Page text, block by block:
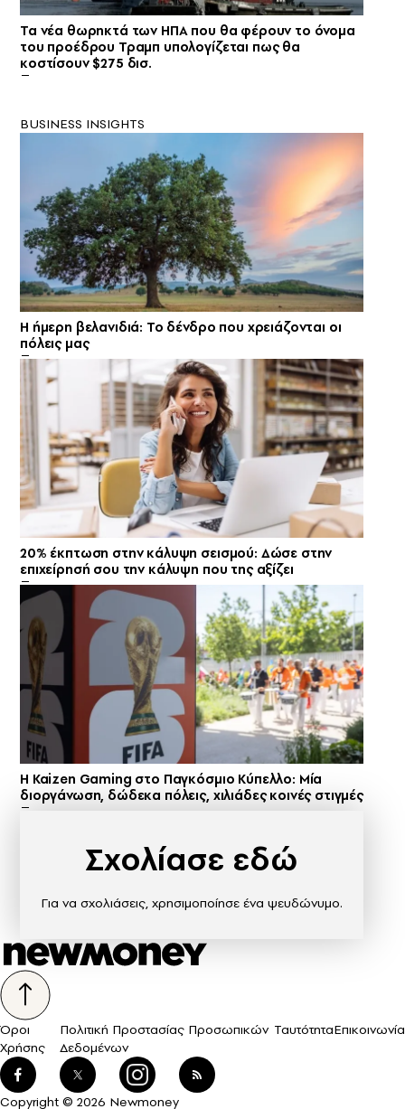
Τα νέα θωρηκτά των ΗΠΑ που θα φέρουν το όνομα
του προέδρου Τραμπ υπολογίζεται πως θα
κοστίσουν $275 δισ.
BUSINESS INSIGHTS
Η ήμερη βελανιδιά: Το δένδρο που χρειάζονται οι
πόλεις μας
20% έκπτωση στην κάλυψη σεισμού: Δώσε στην
επιχείρησή σου την κάλυψη που της αξίζει
H Kaizen Gaming στο Παγκόσμιο Kύπελλο: Μία
διοργάνωση, δώδεκα πόλεις, χιλιάδες κοινές στιγμές
Σχολίασε εδώ
Για να σχολιάσεις, χρησιμοποίησε ένα ψευδώνυμο.
Όροι
Χρήσης
Πολιτική Προστασίας Προσωπικών
Δεδομένων
ΤαυτότηταΕπικοινωνία
Copyright © 2026 Newmoney